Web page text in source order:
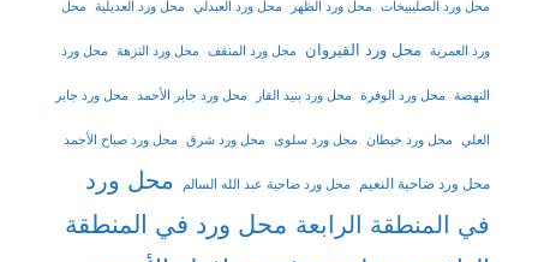
محل ورد الصليبيخات محل ورد الظهر محل ورد العبدلي محل ورد العديلية محل
ورد العمرية محل ورد القيروان محل ورد المنقف محل ورد النزهة محل ورد
النهضة محل ورد الوفرة محل ورد بنيد القار محل ورد جابر الأحمد محل ورد جابر
العلي محل ورد خيطان محل ورد سلوى محل ورد شرق محل ورد صباح الأحمد
محل ورد ضاحية النعيم محل ورد ضاحية عبد الله السالم
محل ورد
في المنطقة الرابعة محل ورد في المنطقة